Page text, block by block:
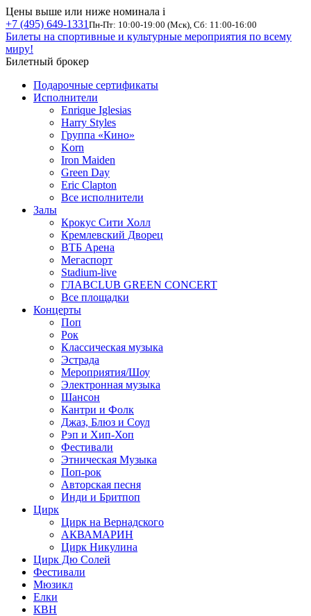
Цены выше или ниже номинала i
+7 (495) 649-1331 Пн-Пт: 10:00-19:00 (Мск), Сб: 11:00-16:00
Билеты на спортивные и культурные мероприятия по всему
миру!
Билетный брокер
Подарочные сертификаты
Исполнители
Enrique Iglesias
Harry Styles
Группа «Кино»
Korn
Iron Maiden
Green Day
Eric Clapton
Все исполнители
Залы
Крокус Сити Холл
Кремлевский Дворец
ВТБ Арена
Мегаспорт
Stadium-live
ГЛАВCLUB GREEN CONCERT
Все площадки
Концерты
Поп
Рок
Классическая музыка
Эстрада
Мероприятия/Шоу
Электронная музыка
Шансон
Кантри и Фолк
Джаз, Блюз и Соул
Рэп и Хип-Хоп
Фестивали
Этническая Музыка
Поп-рок
Авторская песня
Инди и Бритпоп
Цирк
Цирк на Вернадского
АКВАМАРИН
Цирк Никулина
Цирк Дю Солей
Фестивали
Мюзикл
Елки
КВН